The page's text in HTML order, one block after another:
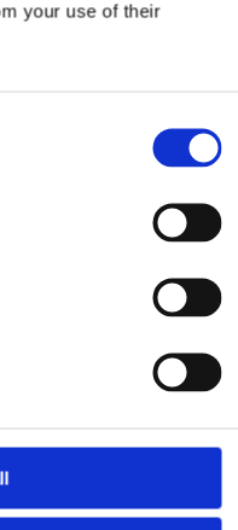
your use of their
Plattform für